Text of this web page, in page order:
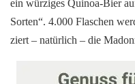
ein würziges Quinoa-Bier
Sorten“. 4.000 Flaschen
ziert – natürlich – die